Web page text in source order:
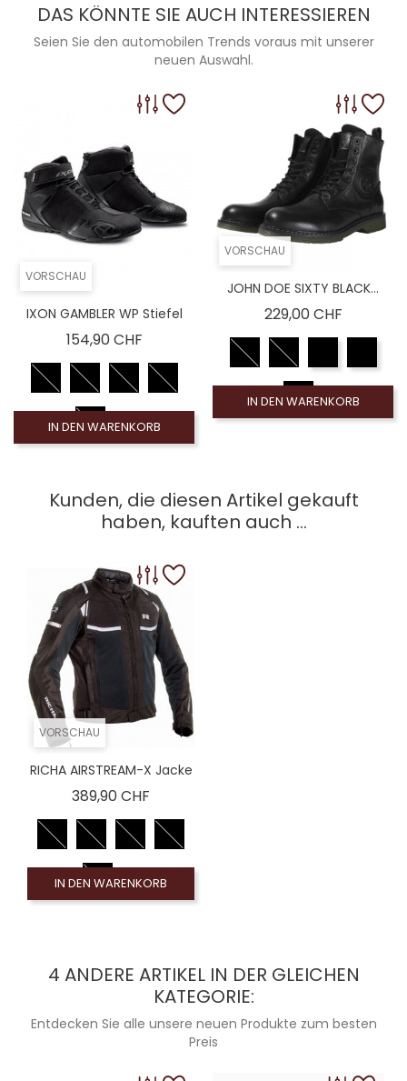
DAS KÖNNTE SIE AUCH INTERESSIEREN
Seien Sie den automobilen Trends voraus mit unserer
neuen Auswahl.
VORSCHAU
IXON GAMBLER WP Stiefel
154,90 CHFPreis
IN DEN WARENKORB
VORSCHAU
JOHN DOE SIXTY BLACK...
229,00 CHFPreis
IN DEN WARENKORB
Kunden, die diesen Artikel gekauft
haben, kauften auch ...
VORSCHAU
RICHA AIRSTREAM-X Jacke
389,90 CHF
IN DEN WARENKORB
4 ANDERE ARTIKEL IN DER GLEICHEN
KATEGORIE:
Entdecken Sie alle unsere neuen Produkte zum besten
Preis